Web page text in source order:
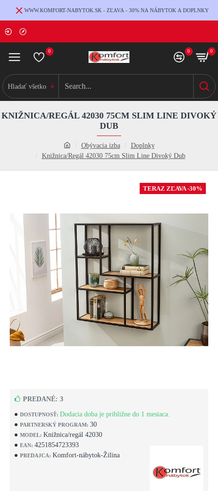
WWW.KOMFORT-NABYTOK.SK - ZĽAVA - 30% NA NÁBYTOK A DOPLNKY
0 0 0
Hladať všetko
Obývacia izba
Doplnky
Knižnica/Regál 42030 75cm Slim Line Divoký Dub
KNIŽNICA/REGÁL 42030 75CM SLIM LINE DIVOKÝ
DUB
TERAZ ZĽAVA -30%
DOSTUPNOSŤ: Dodacia doba je približne do 1 mesiaca.
PARTNERSKÝ PROGRAM: 30
MODEL: Knižnica/regál 42030
EAN: 4251854723393
PREDAJCA: Komfort-nábytok-Žilina
PREDANÉ: 3